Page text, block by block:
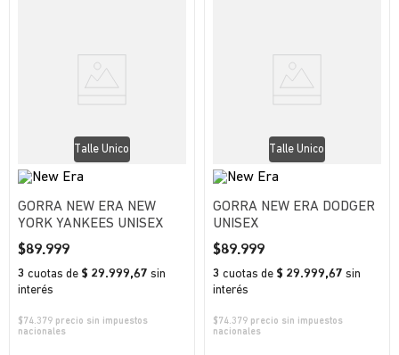
Talle Unico
GORRA NEW ERA NEW
YORK YANKEES UNISEX
$89.999
3 cuotas de $ 29.999,67 sin
interés
$74.379 precio sin impuestos
nacionales
Talle Unico
GORRA NEW ERA DODGER
UNISEX
$89.999
3 cuotas de $ 29.999,67 sin
interés
$74.379 precio sin impuestos
nacionales